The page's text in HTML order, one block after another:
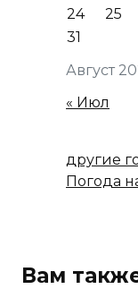
Август
24
25
31
« Июл
другие
Погода
Вам